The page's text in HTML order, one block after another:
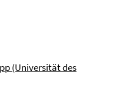
(Universität des